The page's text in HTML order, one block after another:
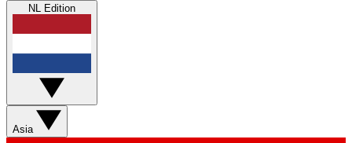
NL Edition
Asia